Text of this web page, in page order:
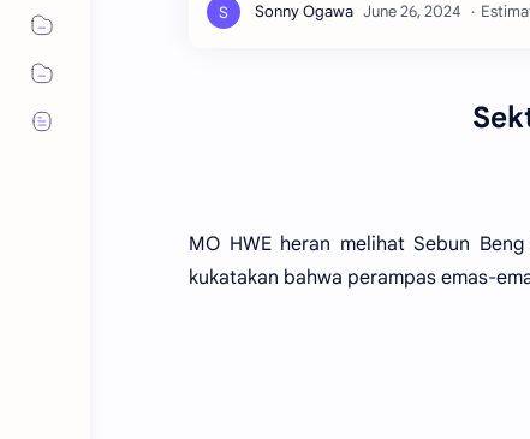
MO HWE heran melihat Sebun
kukatakan bahwa perampas emas-